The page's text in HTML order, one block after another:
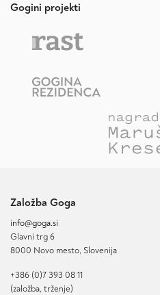
Gogini projekti
Založba Goga
info@goga.si
Glavni trg 6
8000 Novo mesto, Slovenija
+386 (0)7 393 08 11
(založba, trženje)